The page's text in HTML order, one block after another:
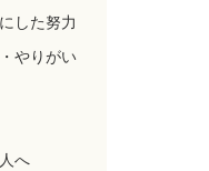
した努力
やりがい
へ